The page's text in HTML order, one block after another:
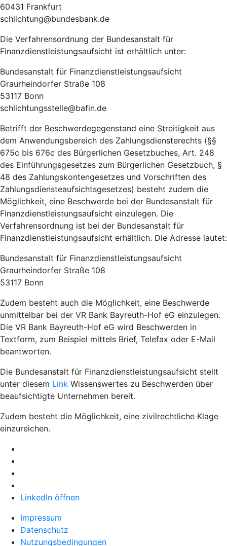
60431 Frankfurt
schlichtung@bundesbank.de
Die Verfahrensordnung der Bundesanstalt für
Finanzdienstleistungsaufsicht ist erhältlich unter:
Bundesanstalt für Finanzdienstleistungsaufsicht
Graurheindorfer Straße 108
53117 Bonn
schlichtungsstelle@bafin.de
Betrifft der Beschwerdegegenstand eine Streitigkeit aus
dem Anwendungsbereich des Zahlungsdiensterechts (§§
675c bis 676c des Bürgerlichen Gesetzbuches, Art. 248
des Einführungsgesetzes zum Bürgerlichen Gesetzbuch, §
48 des Zahlungskontengesetzes und Vorschriften des
Zahlungsdiensteaufsichtsgesetzes) besteht zudem die
Möglichkeit, eine Beschwerde bei der Bundesanstalt für
Finanzdienstleistungsaufsicht einzulegen. Die
Verfahrensordnung ist bei der Bundesanstalt für
Finanzdienstleistungsaufsicht erhältlich. Die Adresse lautet:
Bundesanstalt für Finanzdienstleistungsaufsicht
Graurheindorfer Straße 108
53117 Bonn
Zudem besteht auch die Möglichkeit, eine Beschwerde
unmittelbar bei der VR Bank Bayreuth-Hof eG einzulegen.
Die VR Bank Bayreuth-Hof eG wird Beschwerden in
Textform, zum Beispiel mittels Brief, Telefax oder E-Mail
beantworten.
Die Bundesanstalt für Finanzdienstleistungsaufsicht stellt
unter diesem Link Wissenswertes zu Beschwerden über
beaufsichtigte Unternehmen bereit.
Zudem besteht die Möglichkeit, eine zivilrechtliche Klage
einzureichen.
LinkedIn öffnen
Impressum
Datenschutz
Nutzungsbedingungen